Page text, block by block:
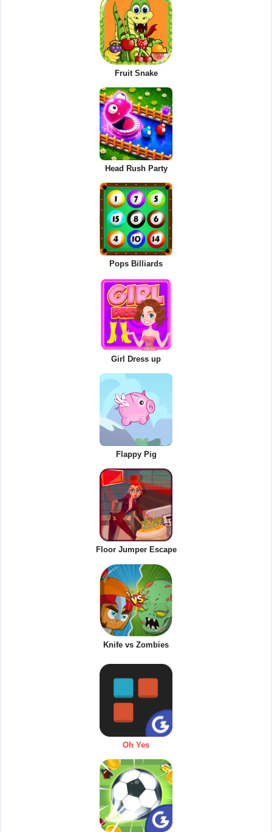
Fruit Snake
Head Rush Party
Pops Billiards
Girl Dress up
Flappy Pig
Floor Jumper Escape
Knife vs Zombies
Oh Yes